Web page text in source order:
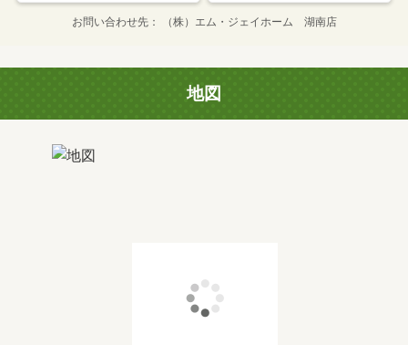
お問い合わせ先 （株）エム・ジェイホーム 湖南店
地図